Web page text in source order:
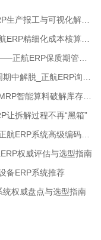
让拆解过程不再“黑箱”
权威评估与选型指南
备ERP系统推荐
权威盘点与选型指南